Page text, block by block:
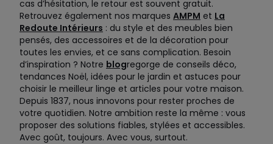
cas d’hésitation, le retour est souvent gratuit.
Retrouvez également nos marques AMPM et La
Redoute Intérieurs : du style et des meubles bien
pensés, des accessoires et de la décoration pour
toutes les envies, et ce sans complication. Besoin
d’inspiration ? Notre blogregorge de conseils déco,
tendances Noël, idées pour le jardin et astuces pour
choisir le meilleur linge et articles pour votre maison.
Depuis 1837, nous innovons pour rester proches de
votre quotidien. Notre ambition reste la même : vous
proposer des solutions fiables, stylées et accessibles.
Avec goût, toujours. Avec vous, surtout.